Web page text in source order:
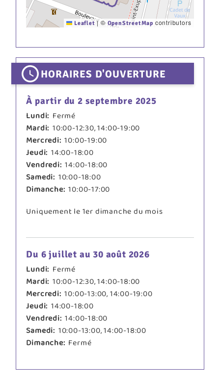
Leaflet |© OpenStreetMap contributors
HORAIRES D'OUVERTURE
À partir du 2 septembre 2025
Lundi: Fermé
Mardi: 10:00-12:30, 14:00-19:00
Mercredi: 10:00-19:00
Jeudi: 14:00-18:00
Vendredi: 14:00-18:00
Samedi: 10:00-18:00
Dimanche: 10:00-17:00
Uniquement le 1er dimanche du mois
Du 6 juillet au 30 août 2026
Lundi: Fermé
Mardi: 10:00-12:30, 14:00-18:00
Mercredi: 10:00-13:00, 14:00-19:00
Jeudi: 14:00-18:00
Vendredi: 14:00-18:00
Samedi: 10:00-13:00, 14:00-18:00
Dimanche: Fermé